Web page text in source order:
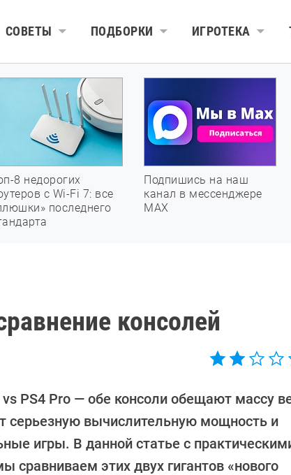
СОВЕТЫ ПОДБОРКИ ИГРОТЕКА
8 недорогих
с Wi-Fi 7: все
последнего
Подпишись на наш
канал в мессенджере
МАХ
консолей
vs PS4 Pro — обе консоли обещают массу
серьезную вычислительную мощность и
игры. В данной статье с
сравниваем этих двух гигантов «нового